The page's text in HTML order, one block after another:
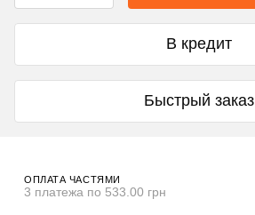
В кредит
Быстрый заказ
ОПЛАТА ЧАСТЯМИ
3 платежа по 533.00 грн